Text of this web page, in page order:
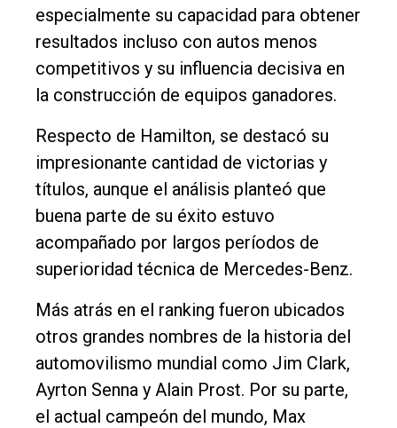
especialmente su capacidad para obtener
resultados incluso con autos menos
competitivos y su influencia decisiva en
la construcción de equipos ganadores.
Respecto de Hamilton, se destacó su
impresionante cantidad de victorias y
títulos, aunque el análisis planteó que
buena parte de su éxito estuvo
acompañado por largos períodos de
superioridad técnica de Mercedes-Benz.
Más atrás en el ranking fueron ubicados
otros grandes nombres de la historia del
automovilismo mundial como Jim Clark,
Ayrton Senna y Alain Prost. Por su parte,
el actual campeón del mundo, Max